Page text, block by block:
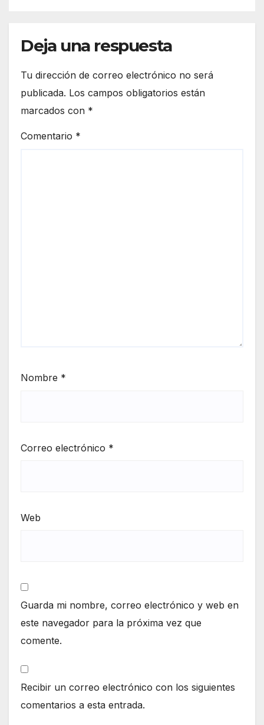
Deja una respuesta
Tu dirección de correo electrónico no será
publicada. Los campos obligatorios están
marcados con *
Comentario *
Nombre *
Correo electrónico *
Web
Guarda mi nombre, correo electrónico y web en
este navegador para la próxima vez que
comente.
Recibir un correo electrónico con los siguientes
comentarios a esta entrada.